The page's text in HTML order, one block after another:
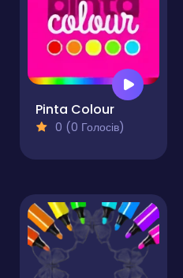
Pinta Colour
0 (0 Голосів)